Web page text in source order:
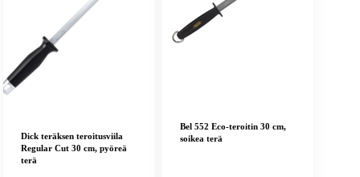
Dick teräksen teroitusviila
Regular Cut 30 cm, pyöreä
terä
Bel 552 Eco-teroitin 30 cm,
soikea terä